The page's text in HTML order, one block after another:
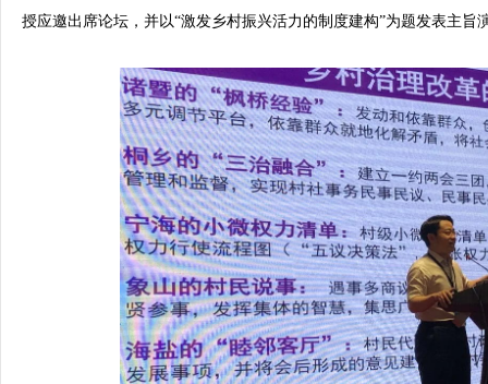
授应邀出席论坛，并以“激发乡村振兴活力的制度建构”为题发表主旨